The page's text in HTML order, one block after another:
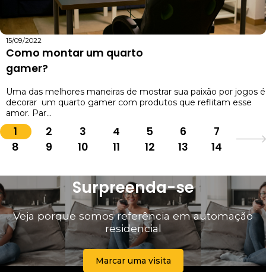
15/09/2022
Como montar um quarto
gamer?
Uma das melhores maneiras de mostrar sua paixão por jogos é
decorar um quarto gamer com produtos que reflitam esse
amor. Par...
1 2 3 4 5 6
7
8
9 10 11 12 13 14
Surpreenda-se
Veja porque somos referência em automação
residencial
Marcar uma visita